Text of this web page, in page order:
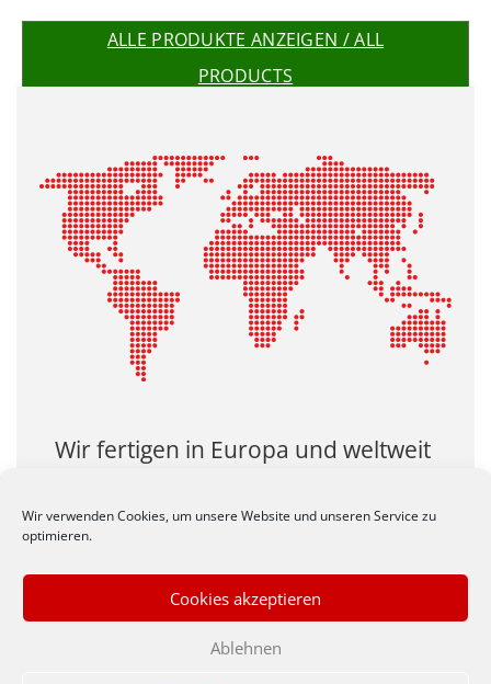
Wir verwenden Cookies, um unsere Website und unseren Service zu
optimieren.
Cookies akzeptieren
Ablehnen
ALLE PRODUKTE ANZEIGEN / ALL
PRODUCTS
Wir fertigen in Europa und weltweit
wirtschlaftlichen Preisen.